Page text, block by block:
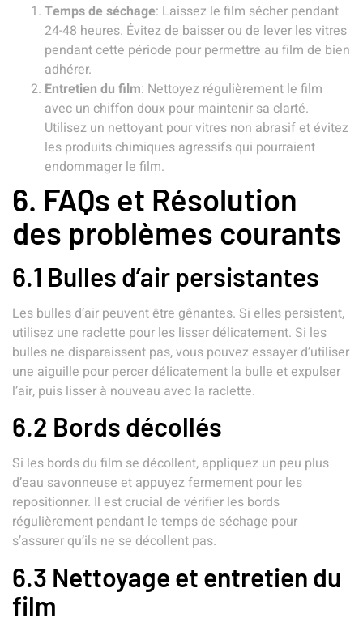
Temps de séchage: Laissez le film sécher pendant
24-48 heures. Évitez de baisser ou de lever les vitres
pendant cette période pour permettre au film de bien
adhérer.
Entretien du film: Nettoyez régulièrement le film
avec un chiffon doux pour maintenir sa clarté.
Utilisez un nettoyant pour vitres non abrasif et évitez
les produits chimiques agressifs qui pourraient
endommager le film.
6. FAQs et Résolution
des problèmes courants
6.1 Bulles d’air persistantes
Les bulles d’air peuvent être gênantes. Si elles persistent,
utilisez une raclette pour les lisser délicatement. Si les
bulles ne disparaissent pas, vous pouvez essayer d’utiliser
une aiguille pour percer délicatement la bulle et expulser
l’air, puis lisser à nouveau avec la raclette.
6.2 Bords décollés
Si les bords du film se décollent, appliquez un peu plus
d’eau savonneuse et appuyez fermement pour les
repositionner. Il est crucial de vérifier les bords
régulièrement pendant le temps de séchage pour
s’assurer qu’ils ne se décollent pas.
6.3 Nettoyage et entretien du
film